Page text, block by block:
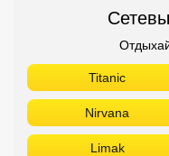
Titanic
Nirvana
Limak